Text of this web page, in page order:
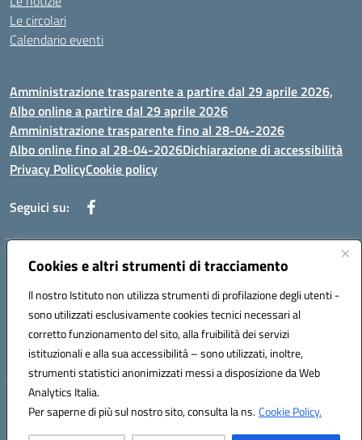
Cookies e altri strumenti di tracciamento
Il nostro Istituto non utilizza strumenti di profilazione degli utenti -
sono utilizzati esclusivamente cookies tecnici necessari al
corretto funzionamento del sito, alla fruibilità dei servizi
istituzionali e alla sua accessibilità – sono utilizzati, inoltre,
strumenti statistici anonimizzati messi a disposizione da Web
Analytics Italia.
Per saperne di più sul nostro sito, consulta la ns.Cookie Policy.
Le circolari
Calendario eventi
Amministrazione trasparente a partire dal 29 aprile 2026,
Albo online a partire dal 29 aprile 2026
Amministrazione trasparente fino al 28-04-2026
Albo online fino al 28-04-2026Dichiarazione di accessibilità
Privacy PolicyCookie policy
Seguici su:
Indirizzo:Via Selicato, 1 71122 FOGGIA (FG)
Posta elettronica certificata (PEC):fgee01200c@pec.istruzione.it
Codice fiscale: 80005820719
Codice meccanografico: FGEE01200C
Hosting & Powered by 3D Solution S.r.l.
Concept & Design by Designers Italia